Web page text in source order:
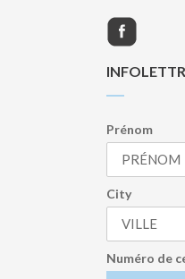
Prénom
City
Numéro de